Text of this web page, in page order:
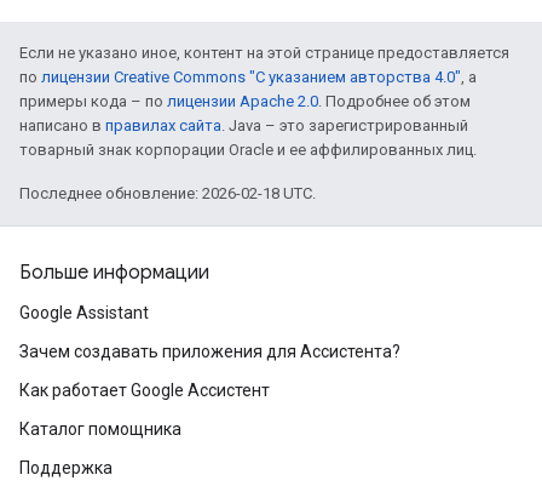
Если не указано иное, контент на этой странице предоставляется
по лицензии Creative Commons "С указанием авторства 4.0", а
примеры кода – по лицензии Apache 2.0. Подробнее об этом
написано в правилах сайта. Java – это зарегистрированный
товарный знак корпорации Oracle и ее аффилированных лиц.
Последнее обновление: 2026-02-18 UTC.
Больше информации
Google Assistant
Зачем создавать приложения для Ассистента?
Как работает Google Ассистент
Каталог помощника
Поддержка